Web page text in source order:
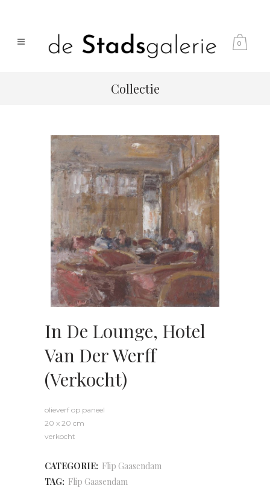
0
Collectie
In De Lounge, Hotel
Van Der Werff
(verkocht)
olieverf op paneel
20 x 20 cm
verkocht
CATEGORIE: Flip Gaasendam
TAG: Flip Gaasendam